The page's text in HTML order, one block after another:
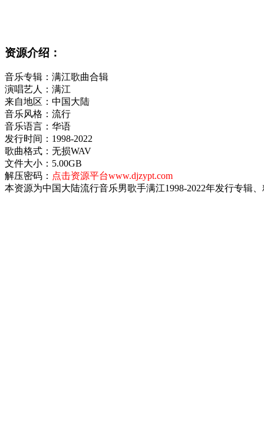
资源介绍：
音乐专辑：满江歌曲合辑
演唱艺人：满江
来自地区：中国大陆
音乐风格：流行
音乐语言：华语
发行时间：1998-2022
歌曲格式：无损WAV
文件大小：5.00GB
解压密码： 点击资源平台www.djzypt.com
本资源为中国大陆流行音乐男歌手满江1998-2022年发行专辑